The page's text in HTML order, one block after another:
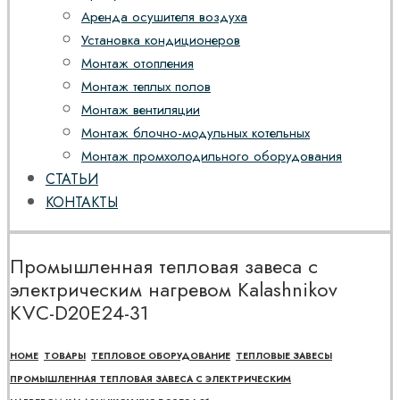
Аренда осушителя воздуха
Установка кондиционеров
Монтаж отопления
Монтаж теплых полов
Монтаж вентиляции
Монтаж блочно-модульных котельных
Монтаж промхолодильного оборудования
СТАТЬИ
КОНТАКТЫ
Промышленная тепловая завеса с
электрическим нагревом Kalashnikov
KVC-D20E24-31
HOME ТОВАРЫ ТЕПЛОВОЕ ОБОРУДОВАНИЕ ТЕПЛОВЫЕ ЗАВЕСЫ
ПРОМЫШЛЕННАЯ ТЕПЛОВАЯ ЗАВЕСА С ЭЛЕКТРИЧЕСКИМ